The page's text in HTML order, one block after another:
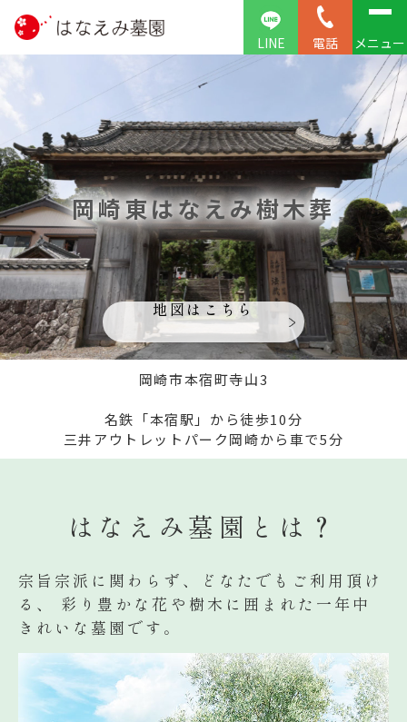
LINE 電話 メニュー
岡崎東はなえみ樹木葬
地図はこちら
岡崎市本宿町寺山3
名鉄「本宿駅」から徒歩10分
三井アウトレットパーク岡崎から車で5分
はなえみ墓園とは？
宗旨宗派に関わらず、どなたでもご利用頂け
る、
彩り豊かな花や樹木に囲まれた一年中
きれいな墓園です。